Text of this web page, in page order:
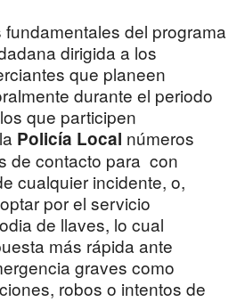
del programa
dirigida a los
que planeen
durante el periodo
que participen
Policía Local números
de contacto para con
cualquier incidente, o,
por el servicio
de llaves, lo cual
más rápida ante
graves como
robos o intentos de